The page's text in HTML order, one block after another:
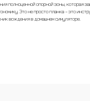
полноценной опорной зоны, которая
Это не просто планка – это
вождения в домашнем симуляторе.